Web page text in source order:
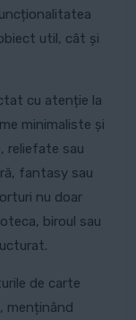
util, cât și
cu atenție la
minimaliste și
reliefate sau
fantasy sau
nu doar
biroul sau
de carte
menținând